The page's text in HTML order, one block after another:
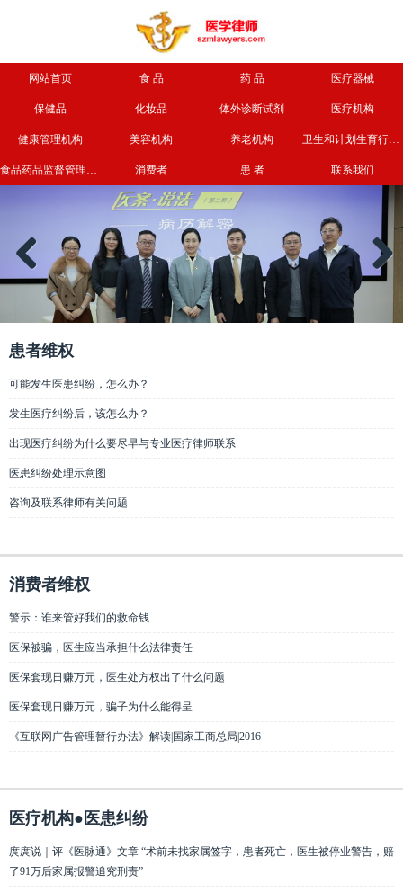
网站首页 食 品 药 品 医疗器械
保健品 化妆品 体外诊断试剂 医疗机构
健康管理机构 美容机构 养老机构 卫生和计划生育行政部门
食品药品监督管理部门 消费者 患 者 联系我们
Previous Next
患者维权
可能发生医患纠纷，怎么办？
发生医疗纠纷后，该怎么办？
出现医疗纠纷为什么要尽早与专业医疗律师联系
医患纠纷处理示意图
咨询及联系律师有关问题
消费者维权
警示：谁来管好我们的救命钱
医保被骗，医生应当承担什么法律责任
医保套现日赚万元，医生处方权出了什么问题
医保套现日赚万元，骗子为什么能得呈
《互联网广告管理暂行办法》解读|国家工商总局|2016
医疗机构●医患纠纷
庹庹说｜评《医脉通》文章 “术前未找家属签字，患者死亡，医生被停业警告，赔
了91万后家属报警追究刑责”